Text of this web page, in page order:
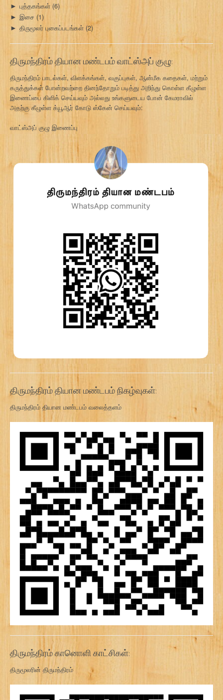
► புத்தகங்கள் (6)
► இசை (1)
► திருமூலர் புகைப்படங்கள் (2)
திருமந்திரம் தியான மண்டபம் வாட்ஸ்அப் குழு:
திருமந்திரம் பாடல்கள், விளக்கங்கள், வகுப்புகள், ஆன்மீக கதைகள், மற்றும்
கருத்துக்கள் போன்றவற்றை தினந்தோறும் படித்து அறிந்து கொள்ள கீழுள்ள
இணைப்பை கிளிக் செய்யவும் அல்லது உங்களுடைய போன் கேமராவில்
அதற்கு கீழுள்ள க்யூஆர் கோடு ஸ்கேன் செய்யவும்:
வாட்ஸ்அப் குழு இணைப்பு
திருமந்திரம் தியான மண்டபம் நிகழ்வுகள்:
திருமந்திரம் தியான மண்டபம் வலைத்தளம்
திருமந்திரம் கானொளி காட்சிகள்:
திருமூலரின் திருமந்திரம்